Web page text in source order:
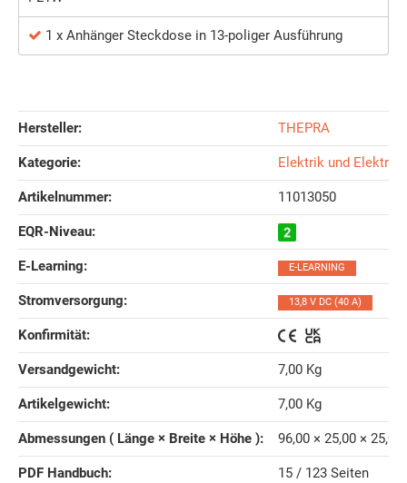
1 x Anhänger Steckdose in 13-poliger Ausführung
Hersteller: THEPRA
Kategorie: Elektrik und
Artikelnummer: 11013050
EQR-Niveau‍:
E-Learning‍: E-LEARNING
Stromversorgung‍: 13,8 V DC (40 A)
Konfirmität‍:
Versandgewicht‍: 7,00 Kg
Artikelgewicht‍: 7,00 Kg
Abmessungen ( Länge × Breite × Höhe )‍: 96,00 × 25,00 ×
PDF Handbuch‍: 15 / 123 Seiten